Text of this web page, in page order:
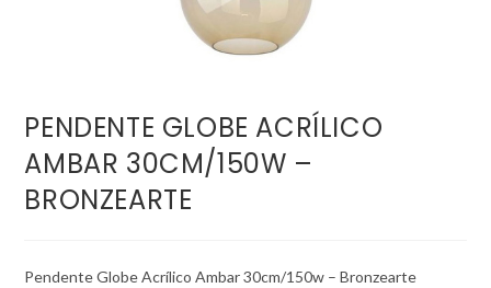
PENDENTE GLOBE ACRÍLICO
AMBAR 30CM/150W –
BRONZEARTE
Pendente Globe Acrílico Ambar 30cm/150w – Bronzearte